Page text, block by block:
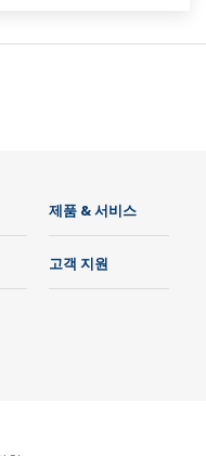
제품 & 서비스
고객 지원